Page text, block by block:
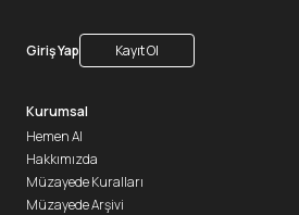
Giriş Yap Kayıt Ol
Kurumsal
Hemen Al
Hakkımızda
Müzayede Kuralları
Müzayede Arşivi